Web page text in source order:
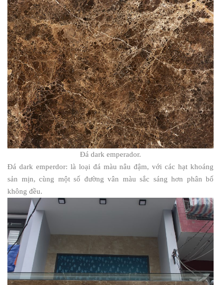
Đá dark emperador.
Đá dark emperdor: là loại đá màu nâu đậm, với các hạt khoáng
sản mịn, cùng một số đường vân màu sắc sáng hơn phân bố
không đều.